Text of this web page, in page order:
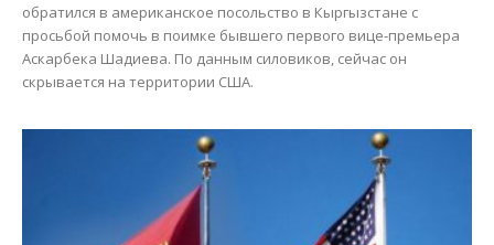
обратился в американское посольство в Кыргызстане с
просьбой помочь в поимке бывшего первого вице-премьера
Аскарбека Шадиева. По данным силовиков, сейчас он
скрывается на территории США.